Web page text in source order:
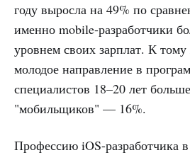
году выросла на 49% по
именно mobile-разработчики
уровнем своих зарплат. К
молодое направление в
специалистов 18–20 лет
"мобильщиков" — 16%.
Профессию iOS-разработчика